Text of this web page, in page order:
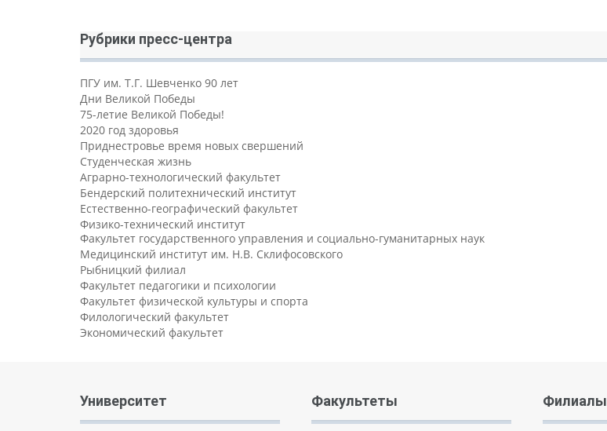
Рубрики пресс-центра
ПГУ им. Т.Г. Шевченко 90 лет
Дни Великой Победы
75-летие Великой Победы!
2020 год здоровья
Приднестровье время новых свершений
Студенческая жизнь
Аграрно-технологический факультет
Бендерский политехнический институт
Естественно-географический факультет
Физико-технический институт
Факультет государственного управления и социально-гуманитарных наук
Медицинский институт им. Н.В. Склифосовского
Рыбницкий филиал
Факультет педагогики и психологии
Факультет физической культуры и спорта
Филологический факультет
Экономический факультет
Университет Факультеты Филиалы